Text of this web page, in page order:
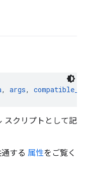
, args,
スクリプトとして記
する 属性をご覧く